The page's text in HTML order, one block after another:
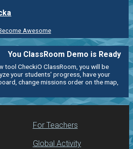
Awesome
You ClassRoom Demo is Ready
tool CheckiO ClassRoom, you will be
your students' progress, have your
change missions order on the map,
For Teachers
Global Activity